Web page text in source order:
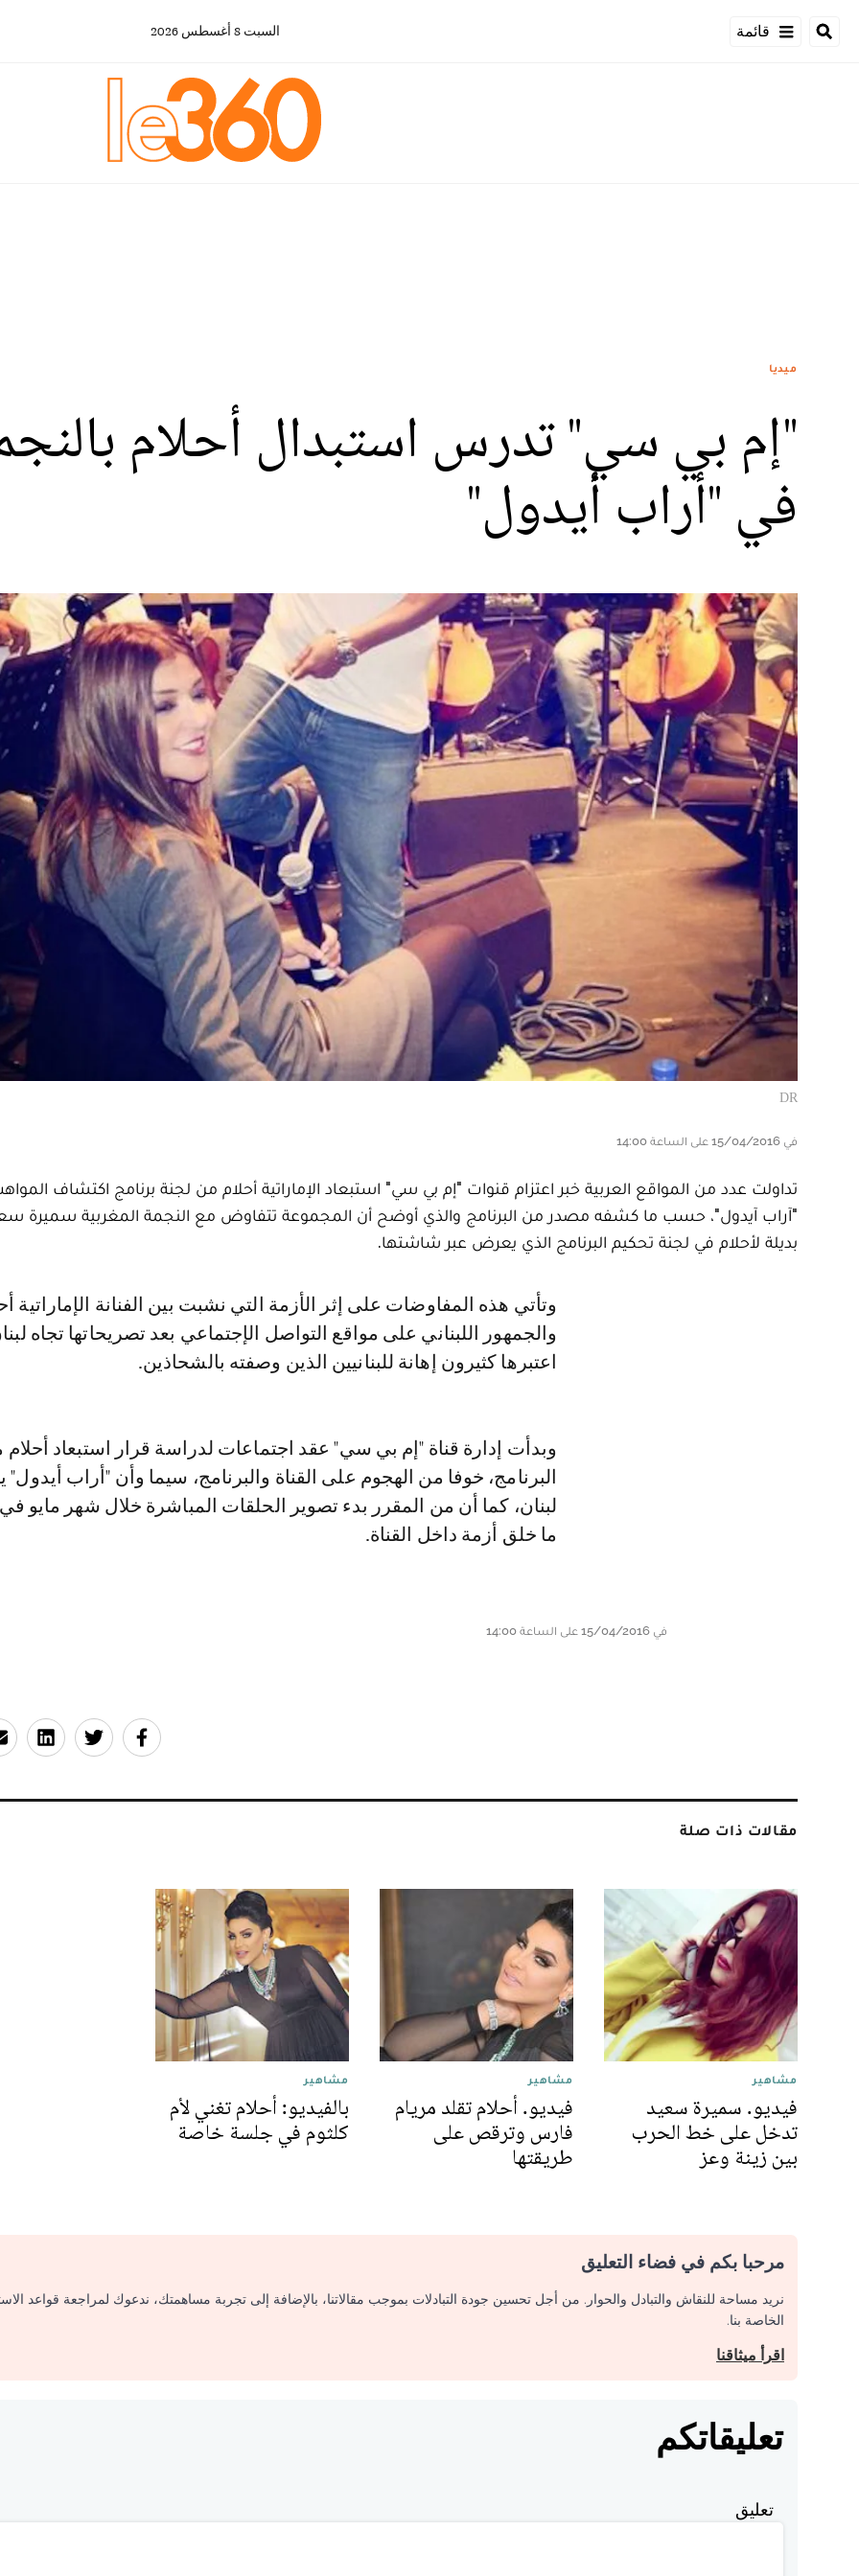
قائمة السبت 8 أغسطس 2026
ميديا
"إم بي سي" تدرس استبدال أحلام
في "أراب أيدول"
DR
في 15/04/2016 على الساعة 14:00
تداولت عدد من المواقع العربية خبر اعتزام قنوات "إم بي سي" استبعاد الإماراتية أحلام من لجنة برنامج اكتشاف
"آراب آيدول"، حسب ما كشفه مصدر من البرنامج والذي أوضح أن المجموعة تتفاوض مع النجمة المغربية سميرة
بديلة لأحلام في لجنة تحكيم البرنامج الذي يعرض عبر شاشتها.
وتأتي هذه المفاوضات على إثر الأزمة التي نشبت بين الفنانة الإماراتية أحلام
والجمهور اللبناني على مواقع التواصل الإجتماعي بعد تصريحاتها تجاه
اعتبرها كثيرون إهانة للبنانيين الذين وصفته بالشحاذين.
وبدأت إدارة قناة "إم بي سي" عقد اجتماعات لدراسة قرار استبعاد
البرنامج، خوفا من الهجوم على القناة والبرنامج، سيما وأن "أراب
لبنان، كما أن من المقرر بدء تصوير الحلقات المباشرة خلال شهر مايو
ما خلق أزمة داخل القناة.
في 15/04/2016 على الساعة 14:00
مقالات ذات صلة
مشاهير
فيديو. سميرة سعيد
تدخل على خط الحرب
بين زينة وعز
مشاهير
فيديو. أحلام تقلد مريام
فارس وترقص على
طريقتها
مشاهير
بالفيديو: أحلام تغني لأم
كلثوم في جلسة خاصة
مرحبا بكم في فضاء التعليق
نريد مساحة للنقاش والتبادل والحوار. من أجل تحسين جودة التبادلات بموجب مقالاتنا، بالإضافة إلى تجربة مساهمتك، ندعوك لمراجعة قواعد
الخاصة بنا.
اقرأ ميثاقنا
تعليقاتكم
تعليق